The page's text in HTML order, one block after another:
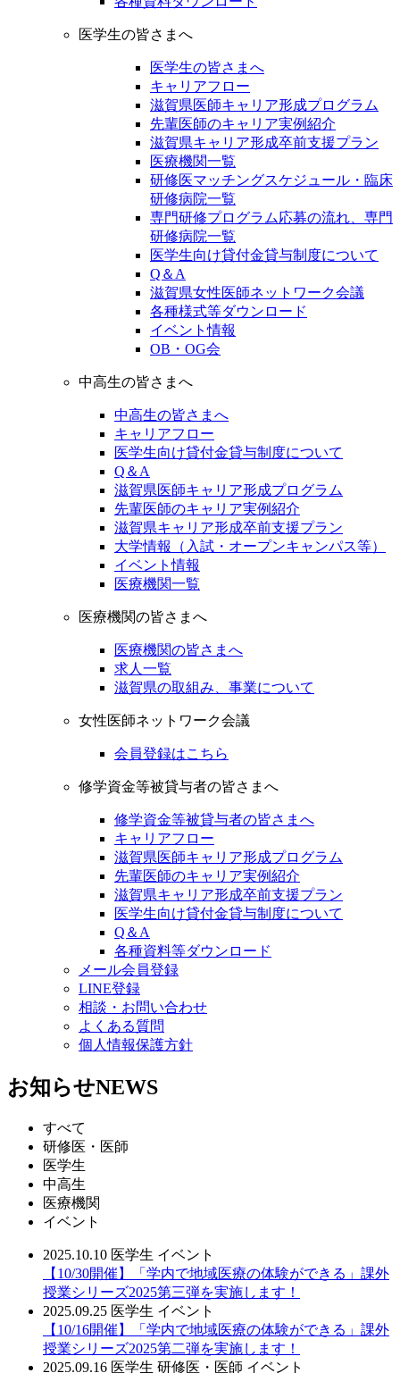
医学生の皆さまへ
医学生の皆さまへ
キャリアフロー
滋賀県医師キャリア形成プログラム
先輩医師のキャリア実例紹介
滋賀県キャリア形成卒前支援プラン
医療機関一覧
研修医マッチングスケジュール・臨床
研修病院一覧
専門研修プログラム応募の流れ、専門
研修病院一覧
医学生向け貸付金貸与制度について
Q＆A
滋賀県女性医師ネットワーク会議
各種様式等ダウンロード
イベント情報
OB・OG会
中高生の皆さまへ
中高生の皆さまへ
キャリアフロー
医学生向け貸付金貸与制度について
Q＆A
滋賀県医師キャリア形成プログラム
先輩医師のキャリア実例紹介
滋賀県キャリア形成卒前支援プラン
大学情報（入試・オープンキャンパス等）
イベント情報
医療機関一覧
医療機関の皆さまへ
医療機関の皆さまへ
求人一覧
滋賀県の取組み、事業について
女性医師ネットワーク会議
会員登録はこちら
修学資金等被貸与者の皆さまへ
修学資金等被貸与者の皆さまへ
キャリアフロー
滋賀県医師キャリア形成プログラム
先輩医師のキャリア実例紹介
滋賀県キャリア形成卒前支援プラン
医学生向け貸付金貸与制度について
Q＆A
各種資料等ダウンロード
メール会員登録
LINE登録
相談・お問い合わせ
よくある質問
個人情報保護方針
お知らせNEWS
すべて
研修医・医師
医学生
中高生
医療機関
イベント
2025.10.10 医学生 イベント
【10/30開催】「学内で地域医療の体験ができる」課外
授業シリーズ2025第三弾を実施します！
2025.09.25 医学生 イベント
【10/16開催】「学内で地域医療の体験ができる」課外
授業シリーズ2025第二弾を実施します！
2025.09.16 医学生 研修医・医師 イベント